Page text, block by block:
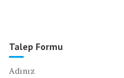
Talep Formu
Adınız